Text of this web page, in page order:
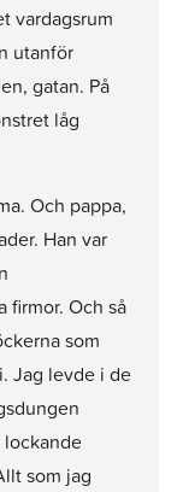
vardagsrum
utanför
gatan. På
låg
Och pappa,
Han var
firmor. Och så
som
Jag levde i de
som jag